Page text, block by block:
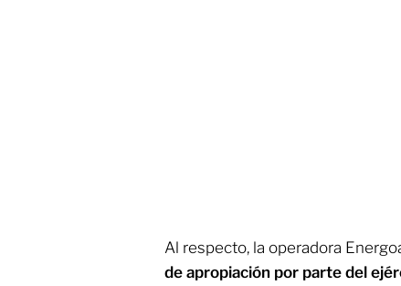
Al respecto, la operadora
de apropiación por parte del